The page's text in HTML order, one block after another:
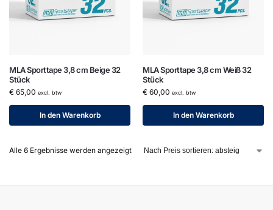
MLA Sporttape 3,8 cm Beige 32
Stück
€ 65,00 excl. btw
In den Warenkorb
MLA Sporttape 3,8 cm Weiß 32
Stück
€ 60,00 excl. btw
In den Warenkorb
Alle 6 Ergebnisse werden angezeigt